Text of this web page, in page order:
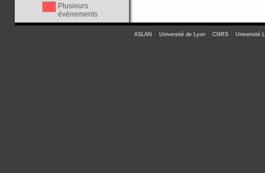
Plusieurs
évènements
ASLAN - Université de Lyon- CNRS- Université